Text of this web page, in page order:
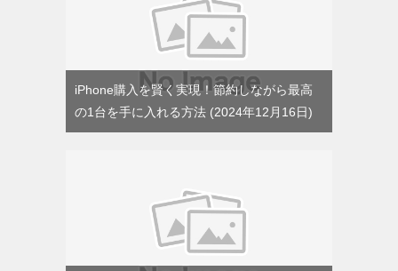
iPhone購入を賢く実現！節約しながら最高
の1台を手に入れる方法
2024年12月16日